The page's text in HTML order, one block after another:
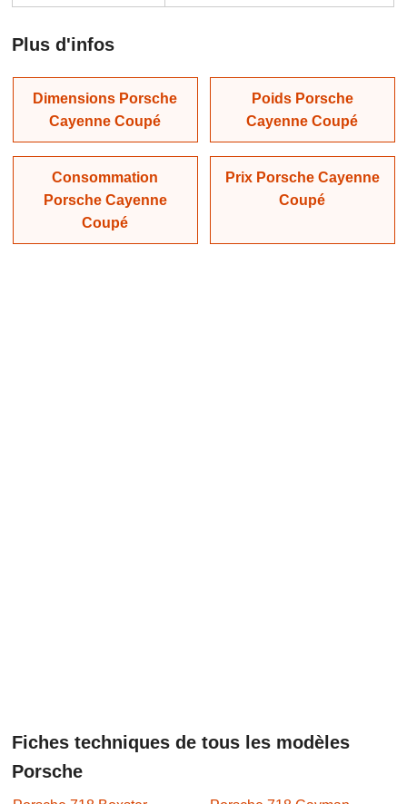
Plus d'infos
Dimensions Porsche
Cayenne Coupé
Poids Porsche
Cayenne Coupé
Consommation
Porsche Cayenne
Coupé
Prix Porsche Cayenne
Coupé
Fiches techniques de tous les modèles
Porsche